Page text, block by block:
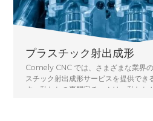
プラスチック射出成形
Comely CNC では、さまざまな業界
スチック射出成形サービスを提供でき
す。私たちの専門家チームは、私たち